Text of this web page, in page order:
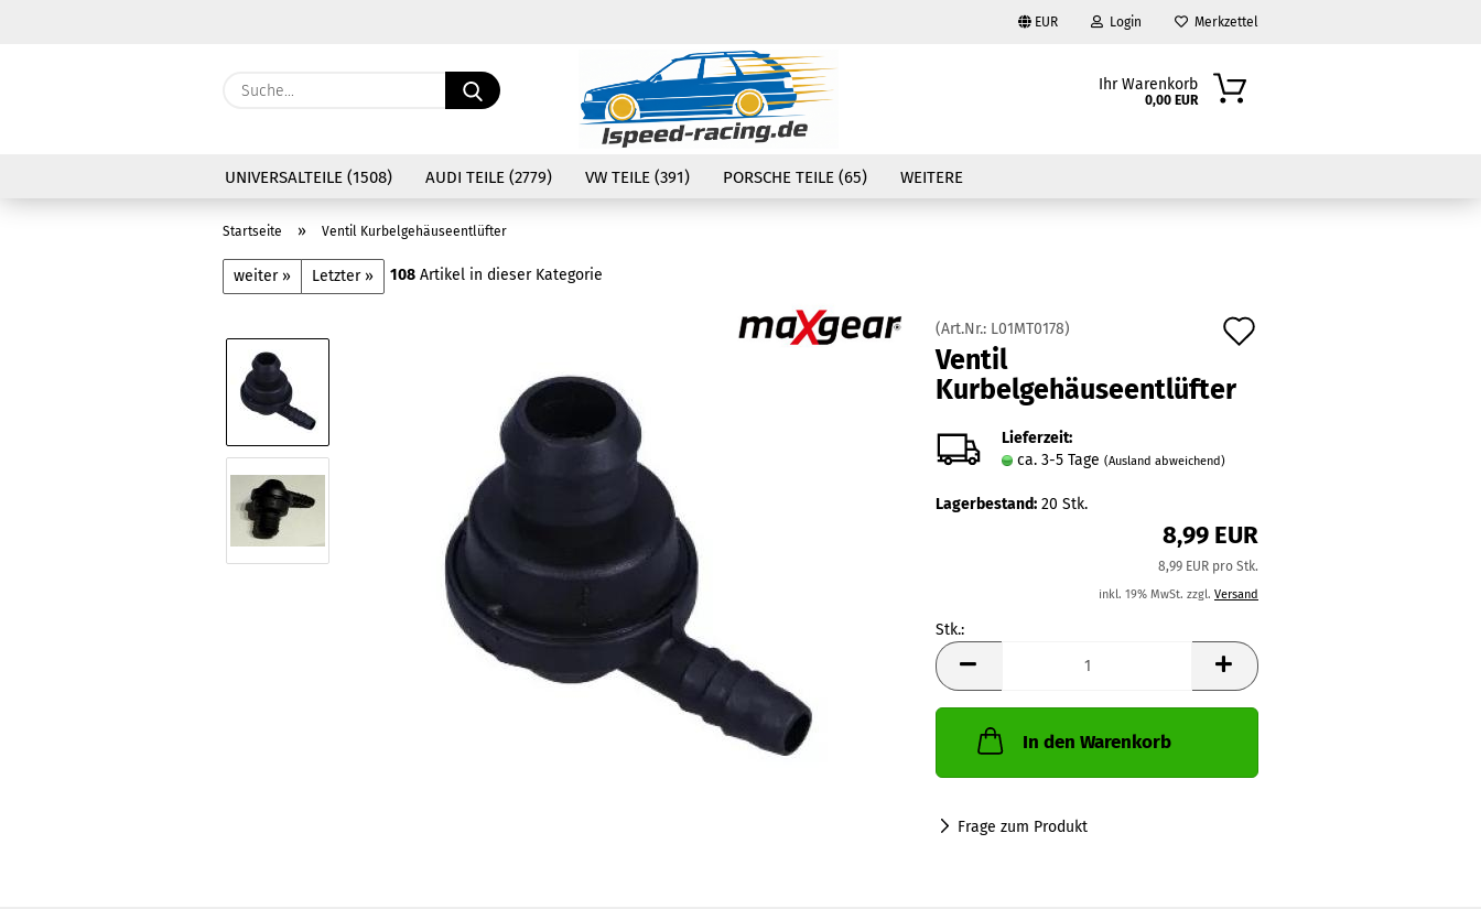
EUR
Währung auswählen
Login
Konto erstellen
Passwort vergessen?
Merkzettel
Suche... Ihr Warenkorb
0,00 EUR
UNIVERSALTEILE (1508) AUDI TEILE (2779) VW TEILE (391) PORSCHE TEILE (65) WEITERE
Startseite » Ventil Kurbelgehäuseentlüfter
weiter » Letzter » 108 Artikel in dieser Kategorie
(Art.Nr.: L01MT0178)
Ventil
Kurbelgehäuseentlüfter
Lieferzeit:
ca. 3-5 Tage (Ausland abweichend)
Lagerbestand: 20 Stk.
8,99 EUR
8,99 EUR pro Stk.
inkl. 19% MwSt. zzgl. Versand
Stk.:
Stk.
In den Warenkorb
Frage zum Produkt